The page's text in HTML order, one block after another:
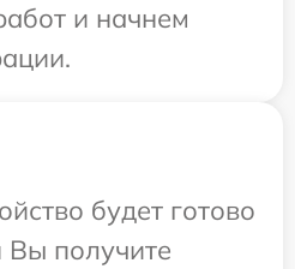
и начнем
будет готово
Вы получите